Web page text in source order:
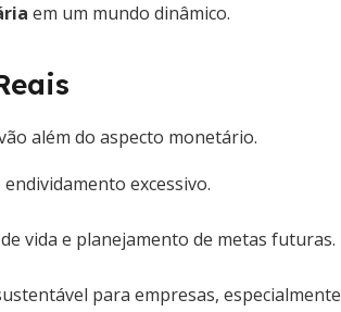
em um mundo dinâmico.
além do aspecto monetário.
excessivo.
vida e planejamento de metas futuras.
para empresas,